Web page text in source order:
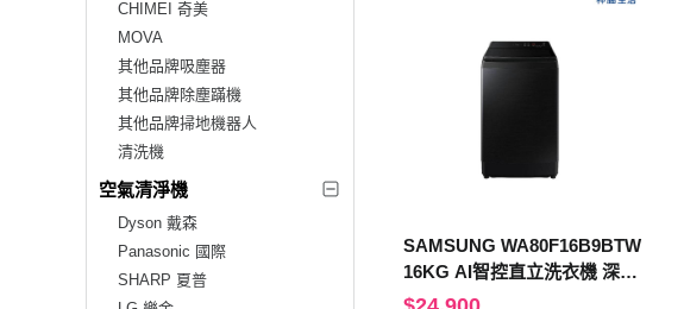
CHIMEI 奇美
MOVA
其他品牌吸塵器
其他品牌除塵蹣機
其他品牌掃地機器人
清洗機
空氣清淨機
Dyson 戴森
Panasonic 國際
SHARP 夏普
SAMSUNG WA80F16B9BTW
16KG AI智控直立洗衣機 深鐵
黑